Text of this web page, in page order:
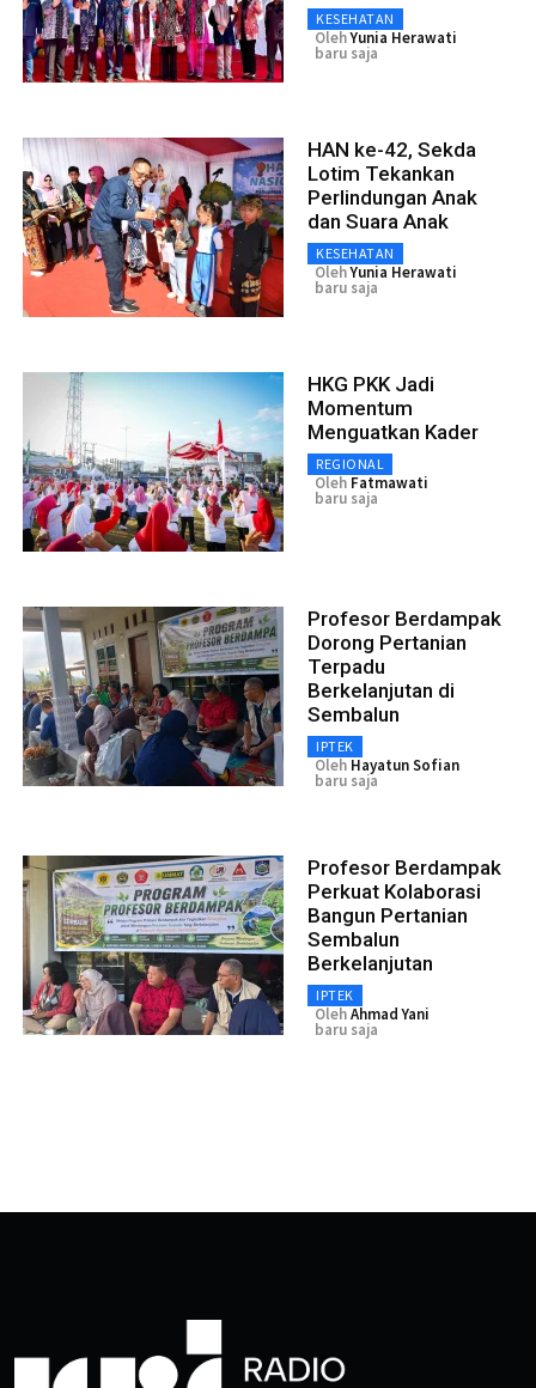
KESEHATAN
OlehYunia Herawati
baru saja
HAN ke-42, Sekda
Lotim Tekankan
Perlindungan Anak
dan Suara Anak
KESEHATAN
OlehYunia Herawati
baru saja
HKG PKK Jadi
Momentum
Menguatkan Kader
REGIONAL
Oleh Fatmawati
baru saja
Profesor Berdampak
Dorong Pertanian
Terpadu
Berkelanjutan di
Sembalun
IPTEK
Oleh Hayatun Sofian
baru saja
Profesor Berdampak
Perkuat Kolaborasi
Bangun Pertanian
Sembalun
Berkelanjutan
IPTEK
OlehAhmad Yani
baru saja